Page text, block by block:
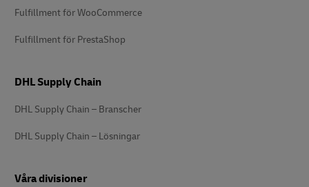
Fulfillment för WooCommerce
Fulfillment för PrestaShop
DHL Supply Chain
DHL Supply Chain – Branscher
DHL Supply Chain – Lösningar
Våra divisioner